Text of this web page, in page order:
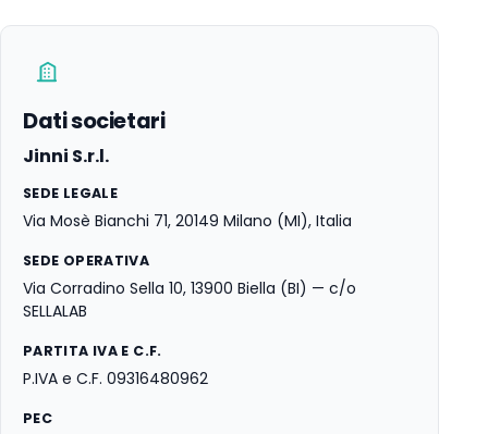
Dati societari
Jinni S.r.l.
SEDE LEGALE
Via Mosè Bianchi 71, 20149 Milano (MI), Italia
SEDE OPERATIVA
Via Corradino Sella 10, 13900 Biella (BI) — c/o
SELLALAB
PARTITA IVA E C.F.
P.IVA e C.F. 09316480962
PEC